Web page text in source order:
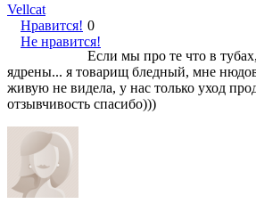
Vellcat
Нравится!
Не нравится!
0
Если мы про те что в
ядрены... я товарищ бледный, мне
живую не видела, у нас только уход
отзывчивость спасибо)))